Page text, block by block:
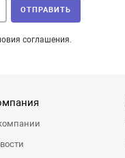
соглашения.
ОТПРАВИТЬ